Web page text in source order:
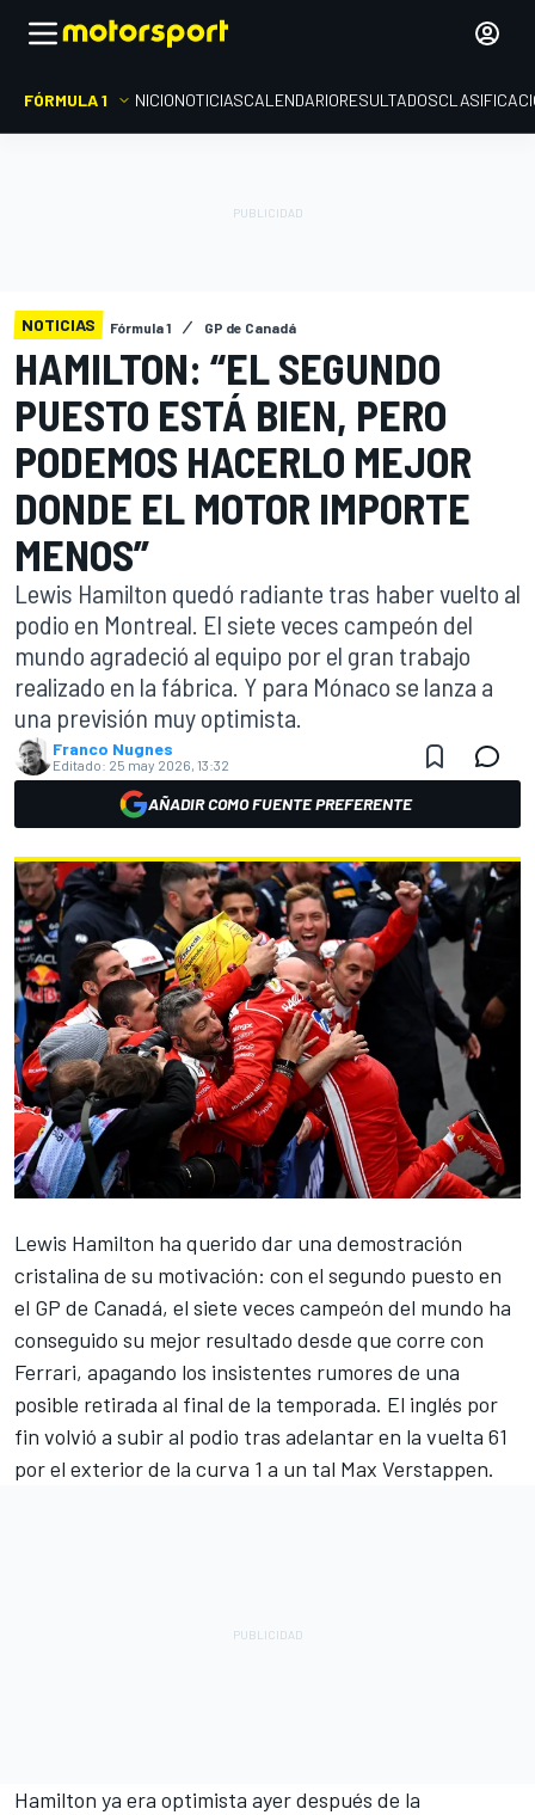
FÓRMULA 1 INICIONOTICIASCALENDARIORESULTADOS
NOTICIAS Fórmula 1 GP de Canadá
HAMILTON: “EL SEGUNDO
PUESTO ESTÁ BIEN, PERO
PODEMOS HACERLO MEJOR
DONDE EL MOTOR IMPORTE
MENOS”
Lewis Hamilton quedó radiante tras haber vuelto al
podio en Montreal. El siete veces campeón del
mundo agradeció al equipo por el gran trabajo
realizado en la fábrica. Y para Mónaco se lanza a
una previsión muy optimista.
Franco Nugnes
Editado: 25 may 2026, 13:32
AÑADIR COMO FUENTE PREFERENTE
Lewis Hamilton ha querido dar una demostración
cristalina de su motivación: con el segundo puesto en
el GP de Canadá, el siete veces campeón del mundo ha
conseguido su mejor resultado desde que corre con
Ferrari, apagando los insistentes rumores de una
posible retirada al final de la temporada. El inglés por
fin volvió a subir al podio tras adelantar en la vuelta 61
por el exterior de la curva 1 a un tal Max Verstappen.
Hamilton ya era optimista ayer después de la